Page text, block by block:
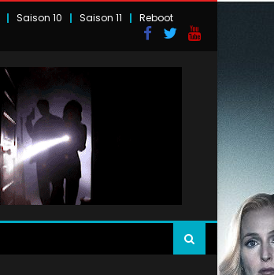
Saison 10 Saison 11 Reboot